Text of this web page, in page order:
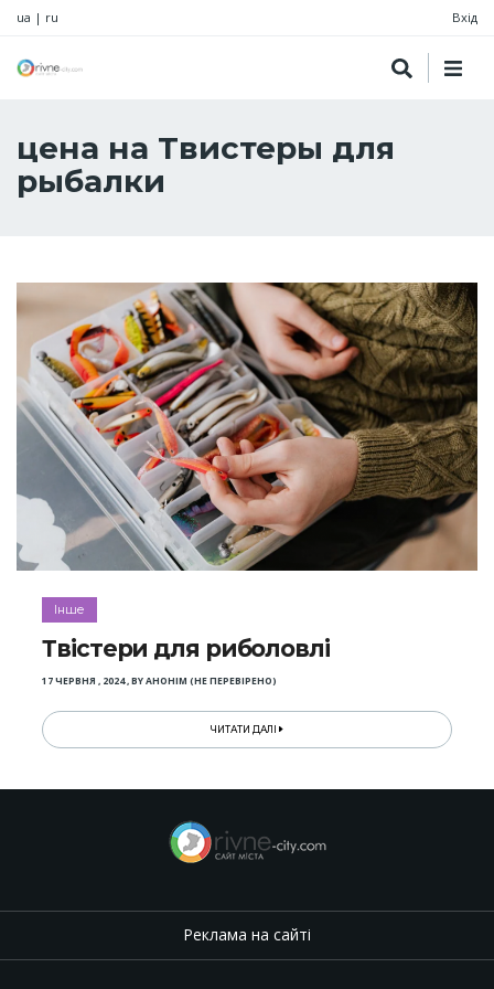
ua | ru Вхід
цена на Твистеры для
рыбалки
Інше
Твістери для риболовлі
17 ЧЕРВНЯ , 2024,BYАНОНІМ (НЕ ПЕРЕВІРЕНО)
ЧИТАТИ ДАЛІ
Реклама на сайті